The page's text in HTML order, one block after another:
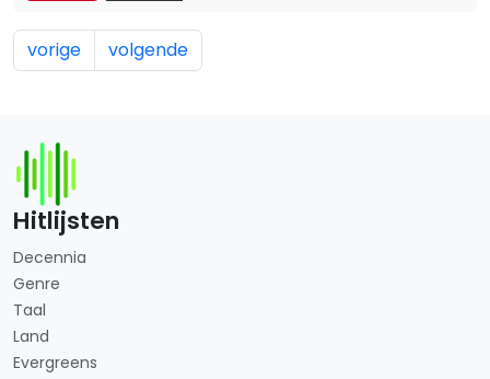
vorige volgende
Hitlijsten
Decennia
Genre
Taal
Land
Evergreens